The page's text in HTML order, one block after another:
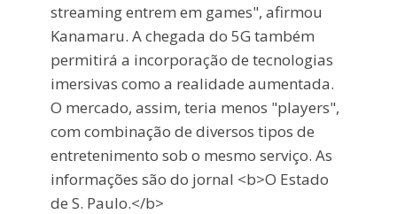
streaming entrem em games", afirmou
Kanamaru. A chegada do 5G também
permitirá a incorporação de tecnologias
imersivas como a realidade aumentada.
O mercado, assim, teria menos "players",
com combinação de diversos tipos de
entretenimento sob o mesmo serviço. As
informações são do jornal <b>O Estado
de S. Paulo.</b>